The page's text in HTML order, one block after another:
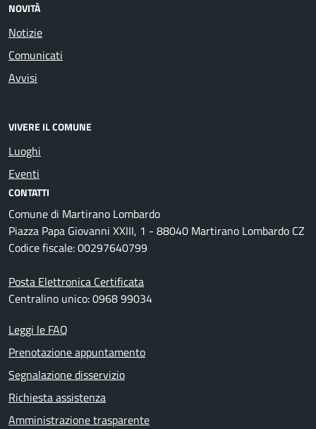
NOVITÀ
Notizie
Comunicati
Avvisi
VIVERE IL COMUNE
Luoghi
Eventi
CONTATTI
Comune di Martirano Lombardo
Piazza Papa Giovanni XXIII, 1 - 88040 Martirano Lombardo CZ
Codice fiscale: 00297640799
Posta Elettronica Certificata
Centralino unico: 0968 99034
Leggi le FAQ
Prenotazione appuntamento
Segnalazione disservizio
Richiesta assistenza
Amministrazione trasparente